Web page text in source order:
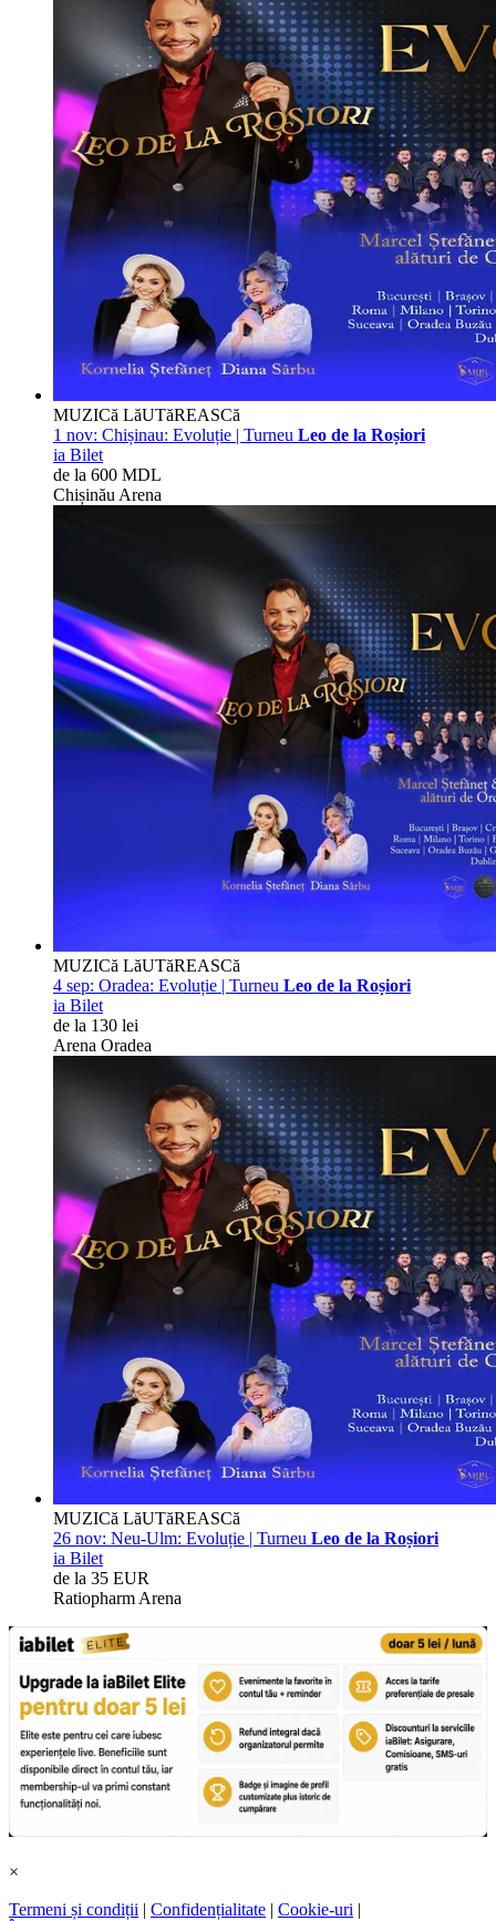
MUZICă LăUTăREASCă
1 nov: Chișinau: Evoluție | Turneu Leo de la Roșiori
ia Bilet
de la 600 MDL
Chișinău Arena
MUZICă LăUTăREASCă
4 sep: Oradea: Evoluție | Turneu Leo de la Roșiori
ia Bilet
de la 130 lei
Arena Oradea
MUZICă LăUTăREASCă
26 nov: Neu-Ulm: Evoluție | Turneu Leo de la Roșiori
ia Bilet
de la 35 EUR
Ratiopharm Arena
×
Termeni și condiții | Confidențialitate | Cookie-uri |